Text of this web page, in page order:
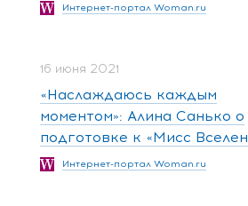
Интернет-портал Woman.ru
16 июня 2021
«Наслаждаюсь каждым
моментом»: Алина Санько о
подготовке к «Мисс
Интернет-портал Woman.ru